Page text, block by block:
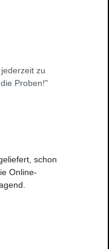
zu
Proben!"
schon
Online-